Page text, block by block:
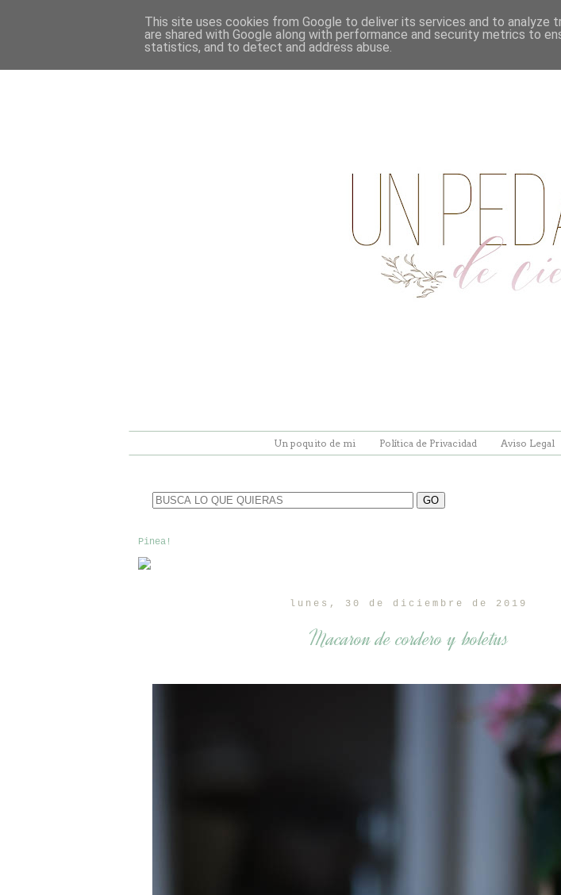
Un poquito de mi Política de Privacidad Aviso Legal
Pinea!
lunes, 30 de diciembre de 2019
Macaron de cordero y boletus
This site uses cookies from Google to deliver its services and to analyze
are shared with Google along with performance and security metrics to
statistics, and to detect and address abuse.